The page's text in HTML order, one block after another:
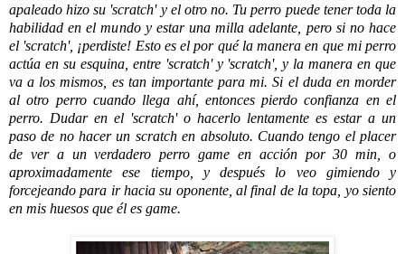
apaleado hizo su 'scratch' y el otro no. Tu perro puede tener toda la
habilidad en el mundo y estar una milla adelante, pero si no hace
el 'scratch', ¡perdiste! Esto es el por qué la manera en que mi perro
actúa en su esquina, entre 'scratch' y 'scratch', y la manera en que
va a los mismos, es tan importante para mi. Si el duda en morder
al otro perro cuando llega ahí, entonces pierdo confianza en el
perro. Dudar en el 'scratch' o hacerlo lentamente es estar a un
paso de no hacer un scratch en absoluto. Cuando tengo el placer
de ver a un verdadero perro game en acción por 30 min, o
aproximadamente ese tiempo, y después lo veo gimiendo y
forcejeando para ir hacia su oponente, al final de la topa, yo siento
en mis huesos que él es game.